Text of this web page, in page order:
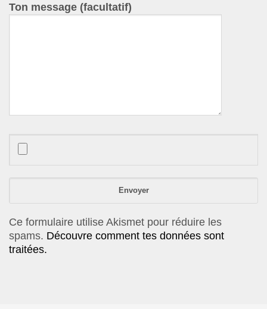
Ton message (facultatif)
Ce formulaire utilise Akismet pour réduire les
spams. Découvre comment tes données sont
traitées.